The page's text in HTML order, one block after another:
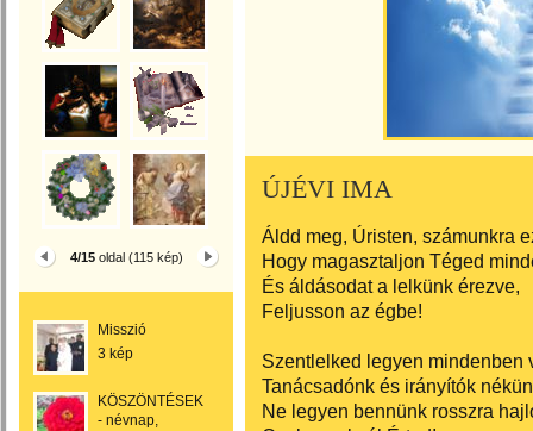
4/15oldal (115 kép)
Misszió
3 kép
KÖSZÖNTÉSEK
- névnap,
ÚJÉVI IMA
Áldd meg, Úristen, számunkra
Hogy magasztaljon Téged
És áldásodat a lelkünk érezve,
Feljusson az égbe!
Szentlelked legyen mindenben
Tanácsadónk és irányítók
Ne legyen bennünk rosszra